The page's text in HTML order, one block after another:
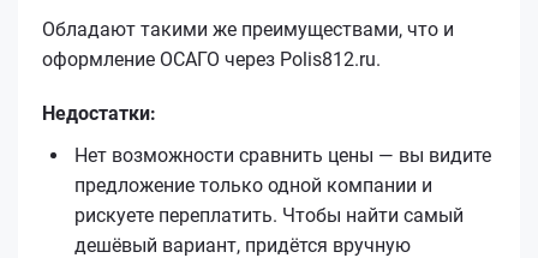
Обладают такими же преимуществами, что и
оформление ОСАГО через Polis812.ru.
Недостатки:
Нет возможности сравнить цены — вы видите
предложение только одной компании и
рискуете переплатить. Чтобы найти самый
дешёвый вариант, придётся вручную